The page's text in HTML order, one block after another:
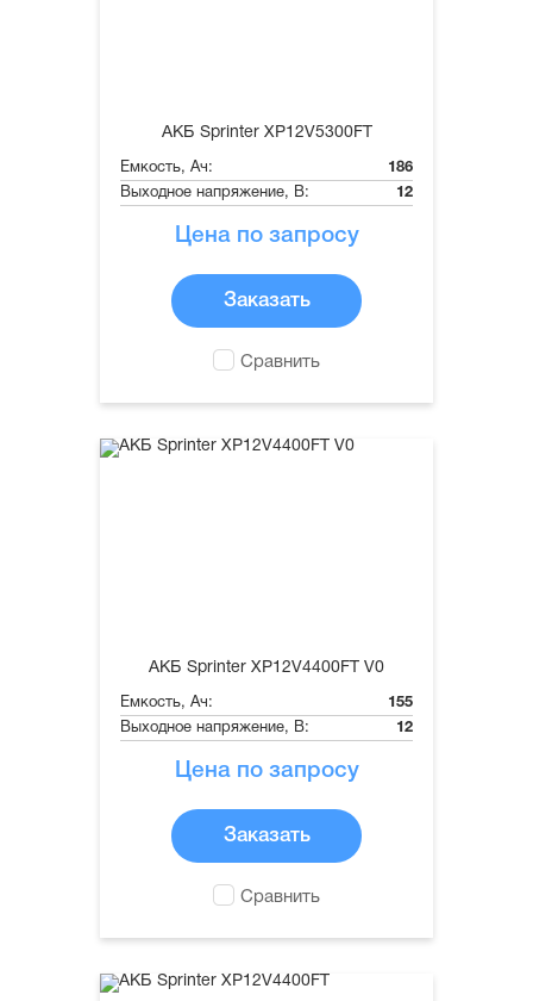
АКБ Sprinter XP12V5300FT
Емкость, Ач:
186
Выходное напряжение, В:
12
Цена по запросу
Заказать
Сравнить
АКБ Sprinter XP12V4400FT V0
Емкость, Ач:
155
Выходное напряжение, В:
12
Цена по запросу
Заказать
Сравнить